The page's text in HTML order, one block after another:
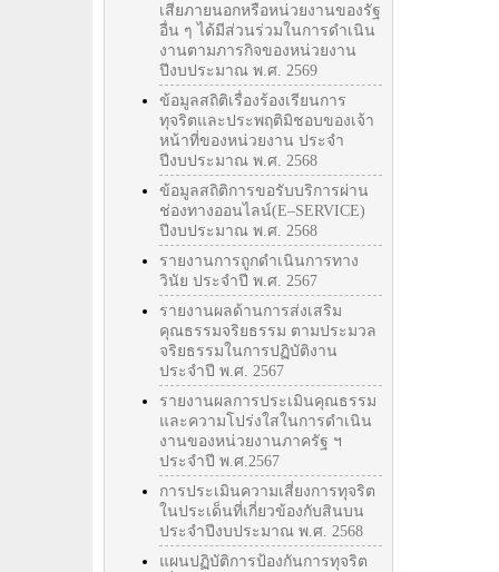
เสียภายนอกหรือหน่วยงานของรัฐ
อื่น ๆ ได้มีส่วนร่วมในการดำเนิน
งานตามภารกิจของหน่วยงาน
ปีงบประมาณ พ.ศ. 2569
ข้อมูลสถิติเรื่องร้องเรียนการ
ทุจริตและประพฤติมิชอบของเจ้า
หน้าที่ของหน่วยงาน ประจำ
ปีงบประมาณ พ.ศ. 2568
ข้อมูลสถิติการขอรับบริการผ่าน
ช่องทางออนไลน์(E–SERVICE)
ปีงบประมาณ พ.ศ. 2568
รายงานการถูกดำเนินการทาง
วินัย ประจำปี พ.ศ. 2567
รายงานผลด้านการส่งเสริม
คุณธรรมจริยธรรม ตามประมวล
จริยธรรมในการปฏิบัติงาน
ประจำปี พ.ศ. 2567
รายงานผลการประเมินคุณธรรม
และความโปร่งใสในการดำเนิน
งานของหน่วยงานภาครัฐ ฯ
ประจำปี พ.ศ.2567
การประเมินความเสี่ยงการทุจริต
ในประเด็นที่เกี่ยวข้องกับสินบน
ประจำปีงบประมาณ พ.ศ. 2568
แผนปฏิบัติการป้องกันการทุจริต